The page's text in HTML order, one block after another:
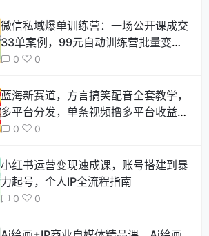
微信私域爆单训练营：一场公开课成交
33单案例，99元自动训练营批量变现
术 0 0
蓝海新赛道，方言搞笑配音全套教学，
多平台分发，单条视频撸多平台收益，
适合零基础小白
0 0
小红书运营变现速成课，账号搭建到暴
力起号，个人IP全流程指南
0 0